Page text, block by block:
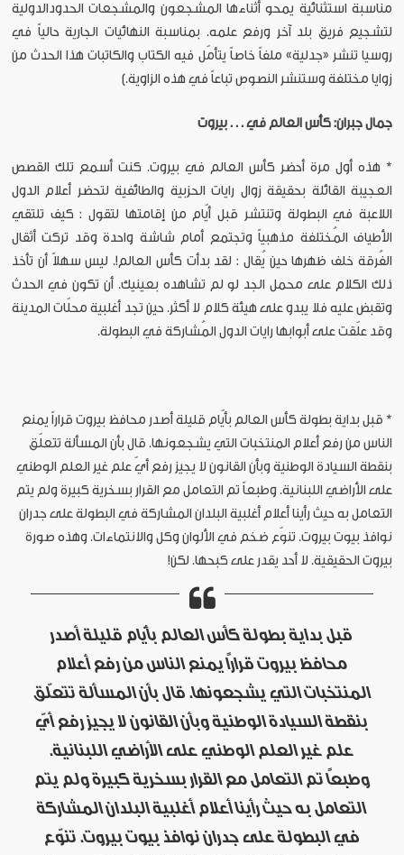
مناسبة استثنائيّة يمحو أثناءها المشجعون والمشجعات الحدودالدولية
لتشجيع فريق بلد آخر ورفع علمه. بمناسبة النهائيات الجارية حالياً في
روسيا تنشر «جدلية» ملفاً خاصاً يتأمّل فيه الكتاب والكاتبات هذا الحدث من
زوايا مختلفة وستنشر النصوص تباعاً في هذه الزاوية.]
جمال جبران: كأس العالم في . . . بيروت
* هذه أول مرة أحضر كأس العالم في بيروت. كنت أسمع تلك القصص
العجيبة القائلة بحقيقة زوال رايات الحزبية والطائفية لتحضر أعلام الدول
اللاعبة في البطولة وتنتشر قبل أيّام من إقامتها لتقول : كيف تلتقي
الأطياف المُختلفة مذهبياً وتجتمع أمام شاشة واحدة وقد تركت أثقال
الفُرقة خلف ظهرها حين يُقال : لقد بدأت كأس العالم!. ليس سهلاً أن تأخذ
ذلك الكلام على محمل الجد لو لم تشاهده بعينيك. أن تكون في الحدث
وتقبض عليه فلا يبدو على هيئة كلام لا أكثر. حين تجد أغلبية محلّات المدينة
وقد علّقت على أبوابها رايات الدول المُشاركة في البطولة.
* قبل بداية بطولة كأس العالم بأيّام قليلة أصدر محافظ بيروت قراراً يمنع
الناس من رفع أعلام المنتخبات التي يشجعونها. قال بأن المسألة تتعلّق
بنقطة السيادة الوطنية وبأن القانون لا يجيز رفع أيّ علم غير العلم الوطني
على الأراضي اللبنانية. وطبعاً تم التعامل مع القرار بسخرية كبيرة ولم يتم
التعامل به حيث رأينا أعلام أغلبية البلدان المشاركة في البطولة على جدران
نوافذ بيوت بيروت. تنوّع ضخم في الألوان وكل والانتماءات. وهذه صورة
بيروت الحقيقية. لا أحد يقدر على كبحها. لكن!
قبل بداية بطولة كأس العالم بأيّام قليلة أصدر
محافظ بيروت قراراً يمنع الناس من رفع أعلام
المنتخبات التي يشجعونها. قال بأن المسألة تتعلّق
بنقطة السيادة الوطنية وبأن القانون لا يجيز رفع أيّ
علم غير العلم الوطني على الأراضي اللبنانية.
وطبعاً تم التعامل مع القرار بسخرية كبيرة ولم يتم
التعامل به حيث رأينا أعلام أغلبية البلدان المشاركة
في البطولة على جدران نوافذ بيوت بيروت. تنوّع